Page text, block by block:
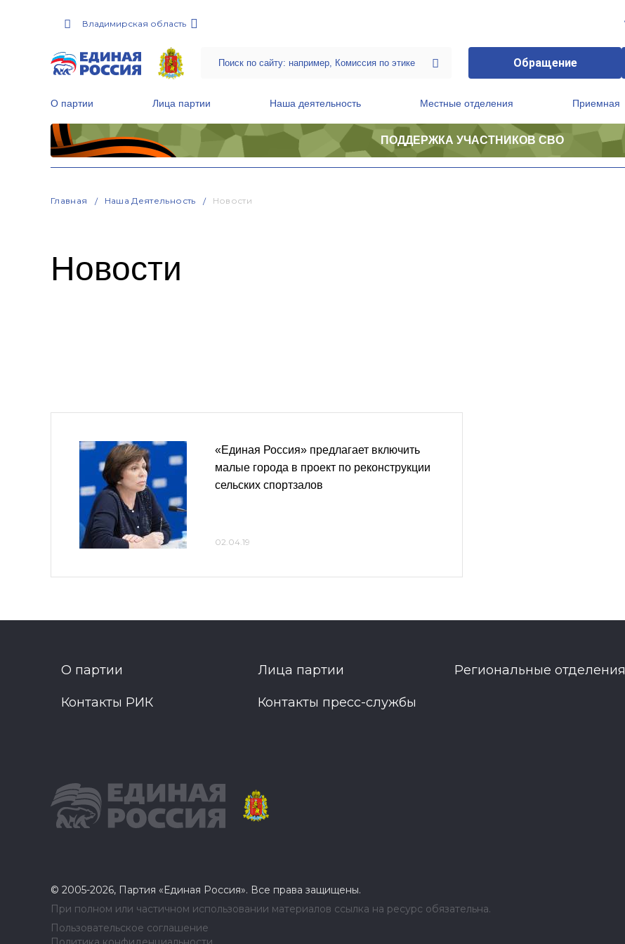
Владимирская область
Обращение
О партии Лица партии Наша деятельность Местные отделения Приемная
ПОДДЕРЖКА УЧАСТНИКОВ СВО
Главная Наша Деятельность Новости
Новости
«Единая Россия» предлагает включить
малые города в проект по реконструкции
сельских спортзалов
02.04.19
О партии Лица партии Региональные отделения
Контакты РИК Контакты пресс-службы
© 2005-2026, Партия «Единая Россия». Все права защищены.
При полном или частичном использовании материалов ссылка на ресурс обязательна.
Пользовательское соглашение